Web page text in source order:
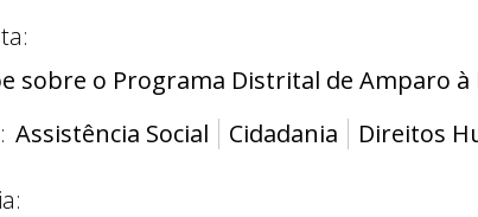
sobre o Programa Distrital de Amparo
Assistência Social Cidadania Direitos